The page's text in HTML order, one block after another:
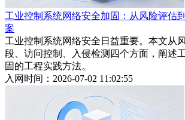
工业控制系统网络安全加固：从风险评估
案
工业控制系统网络安全日益重要。本文从
段、访问控制、入侵检测四个方面，阐述
固的工程实践方法。
入网时间：2026-07-02 11:02:55